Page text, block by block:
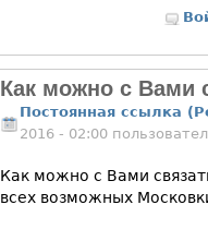
Как можно с Вами
Постоянная ссылка
2016 - 02:00
Как можно с Вами
всех возможных